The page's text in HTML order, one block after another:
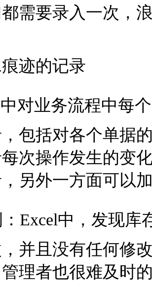
需要录入一次，
迹的记录
中对业务流程中每
包括对各个单据
次操作发生的变
另外一方面可以
Excel中，发现库
并且没有任何修
理者也很难及时